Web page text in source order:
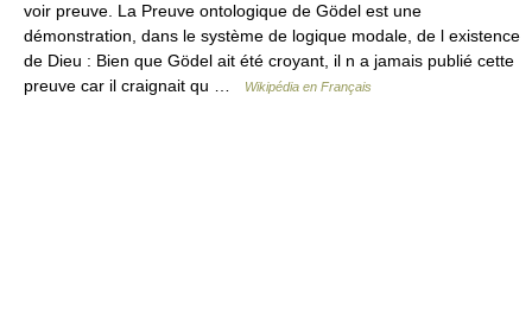
voir preuve. La Preuve ontologique de Gödel est une
démonstration, dans le système de logique modale, de l existence
de Dieu : Bien que Gödel ait été croyant, il n a jamais publié cette
preuve car il craignait qu …
Wikipédia en Français